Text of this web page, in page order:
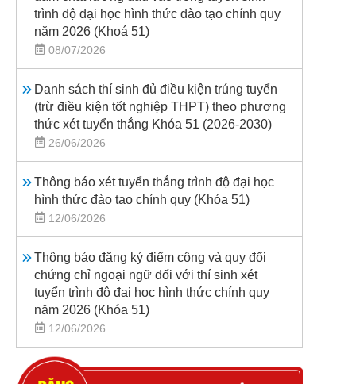
trình độ đại học hình thức đào tạo chính quy
năm 2026 (Khoá 51)
08/07/2026
Danh sách thí sinh đủ điều kiện trúng tuyển
(trừ điều kiện tốt nghiệp THPT) theo phương
thức xét tuyển thẳng Khóa 51 (2026-2030)
26/06/2026
Thông báo xét tuyển thẳng trình độ đại học
hình thức đào tạo chính quy (Khóa 51)
12/06/2026
Thông báo đăng ký điểm cộng và quy đổi
chứng chỉ ngoại ngữ đối với thí sinh xét
tuyển trình độ đại học hình thức chính quy
năm 2026 (Khóa 51)
12/06/2026